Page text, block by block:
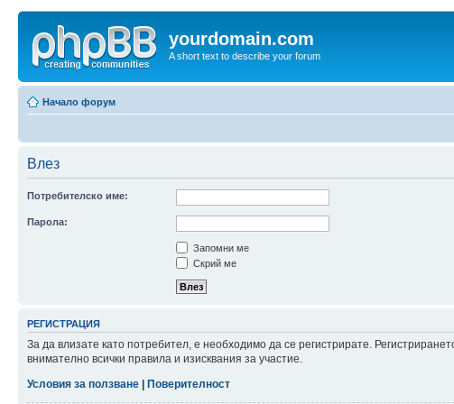
yourdomain.com
A short text to describe your forum
Начало форум
Влез
Потребителско име:
Парола:
Запомни ме
Скрий ме
РЕГИСТРАЦИЯ
За да влизате като потребител, е необходимо да се регистрирате.
внимателно всички правила и изисквания за участие.
Условия за ползване
Поверителност